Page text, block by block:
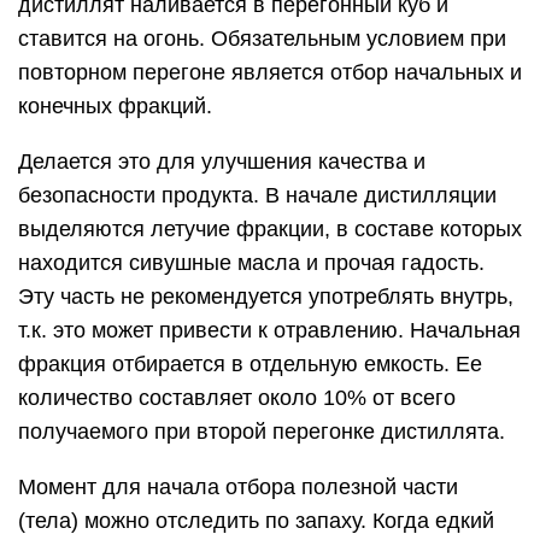
дистиллят наливается в перегонный куб и
ставится на огонь. Обязательным условием при
повторном перегоне является отбор начальных и
конечных фракций.
Делается это для улучшения качества и
безопасности продукта. В начале дистилляции
выделяются летучие фракции, в составе которых
находится сивушные масла и прочая гадость.
Эту часть не рекомендуется употреблять внутрь,
т.к. это может привести к отравлению. Начальная
фракция отбирается в отдельную емкость. Ее
количество составляет около 10% от всего
получаемого при второй перегонке дистиллята.
Момент для начала отбора полезной части
(тела) можно отследить по запаху. Когда едкий